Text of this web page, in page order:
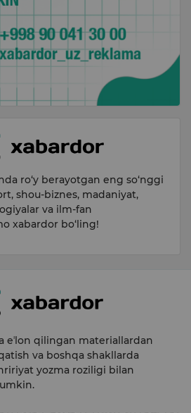
ro‘y berayotgan eng so‘nggi
shou-biznes, madaniyat,
va ilm-fan
xabardor bo‘ling!
eʼlon qilingan materiallardan
va boshqa shakllarda
yozma roziligi bilan